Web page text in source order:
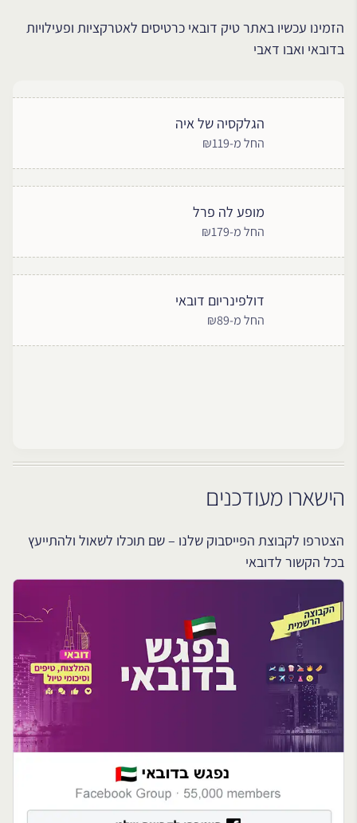
הזמינו עכשיו באתר טיק דובאי כרטיסים לאטרקציות ופעילויות
בדובאי ואבו דאבי
הגלקסיה של איה
החל מ-₪119
מופע לה פרל
החל מ-₪179
דולפינריום דובאי
החל מ-₪89
הישארו מעודכנים
הצטרפו לקבוצת הפייסבוק שלנו – שם תוכלו לשאול ולהתייעץ
בכל הקשור לדובאי